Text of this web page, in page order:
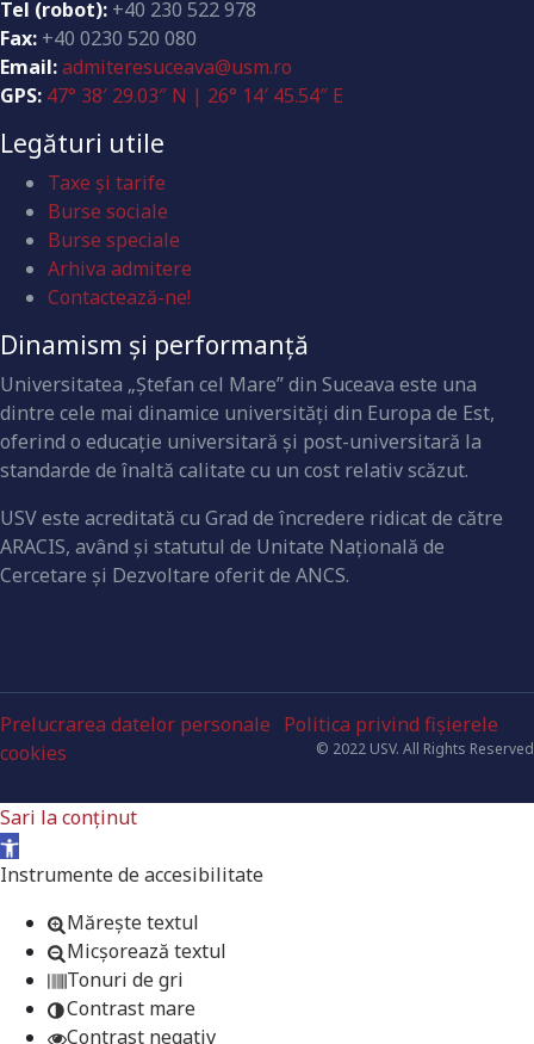
Tel (robot): +40 230 522 978
Fax: +40 0230 520 080
Email:admiteresuceava@usm.ro
GPS: 47° 38′ 29.03″ N | 26° 14′ 45.54″ E
Legături utile
Taxe și tarife
Burse sociale
Burse speciale
Arhiva admitere
Contactează-ne!
Dinamism și performanță
Universitatea „Ştefan cel Mare” din Suceava este una
dintre cele mai dinamice universităţi din Europa de Est,
oferind o educaţie universitară şi post-universitară la
standarde de înaltă calitate cu un cost relativ scăzut.
USV este acreditată cu Grad de încredere ridicat de către
ARACIS, având şi statutul de Unitate Naţională de
Cercetare şi Dezvoltare oferit de ANCS.
Prelucrarea datelor personale Politica privind fișierele
cookies
© 2022 USV. All Rights Reserved
Sari la conținut
Deschide bara de unelte
Instrumente de accesibilitate
Mărește textul
Micșorează textul
Tonuri de gri
Contrast mare
Contrast negativ